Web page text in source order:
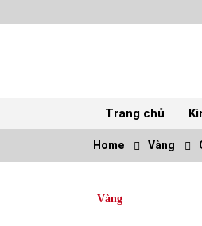
to
Trang chủ
TOP
Home Vàng
Vàng